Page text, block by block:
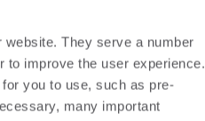
They serve a number
to improve the user experience.
you to use, such as pre-
many important